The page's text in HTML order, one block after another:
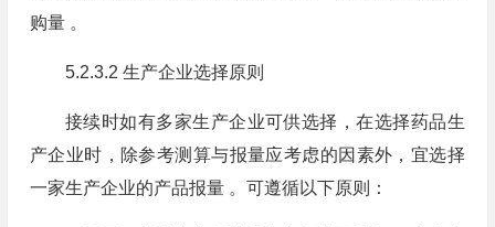
购量 。
5.2.3.2 生产企业选择原则
接续时如有多家生产企业可供选择，在选择药品生
产企业时，除参考测算与报量应考虑的因素外，宜选择
一家生产企业的产品报量 。可遵循以下原则：